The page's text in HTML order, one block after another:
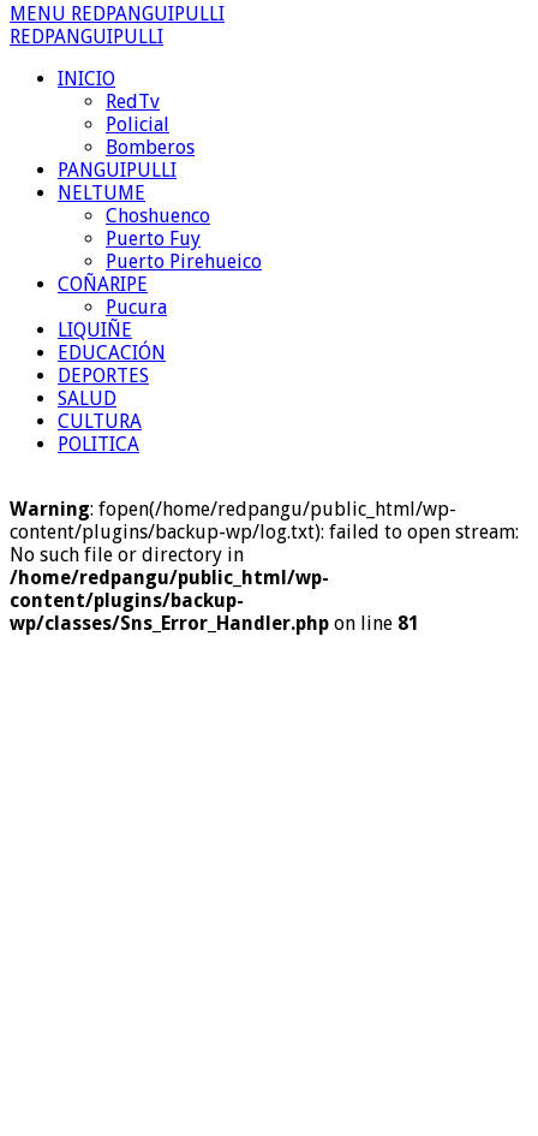
MENU REDPANGUIPULLI
REDPANGUIPULLI
INICIO
RedTv
Policial
Bomberos
PANGUIPULLI
NELTUME
Choshuenco
Puerto Fuy
Puerto Pirehueico
COÑARIPE
Pucura
LIQUIÑE
EDUCACIÓN
DEPORTES
SALUD
CULTURA
POLITICA
Warning: fopen(/home/redpangu/public_html/wp-
content/plugins/backup-wp/log.txt): failed to open stream:
No such file or directory in
/home/redpangu/public_html/wp-
content/plugins/backup-
wp/classes/Sns_Error_Handler.php on line 81